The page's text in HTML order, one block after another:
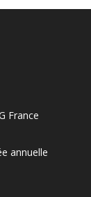
France
annuelle